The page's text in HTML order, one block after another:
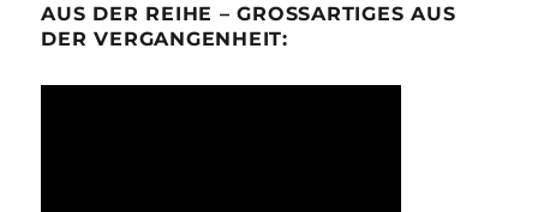
AUS DER REIHE – GROSSARTIGES AUS D
ER VERGANGENHEIT: